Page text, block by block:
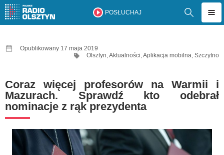
POSŁUCHAJ
Opublikowany 17 maja 2019
Olsztyn,Aktualności,Aplikacja mobilna, Szczytno
Coraz więcej profesorów na Warmii i
Mazurach. Sprawdź kto odebrał
nominacje z rąk prezydenta